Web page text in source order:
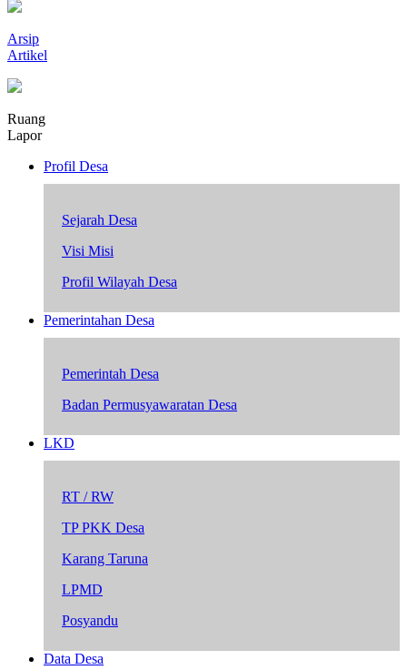
Arsip
Artikel
Ruang
Lapor
Profil Desa
Sejarah Desa
Visi Misi
Profil Wilayah Desa
Pemerintahan Desa
Pemerintah Desa
Badan Permusyawaratan Desa
LKD
RT / RW
TP PKK Desa
Karang Taruna
LPMD
Posyandu
Data Desa